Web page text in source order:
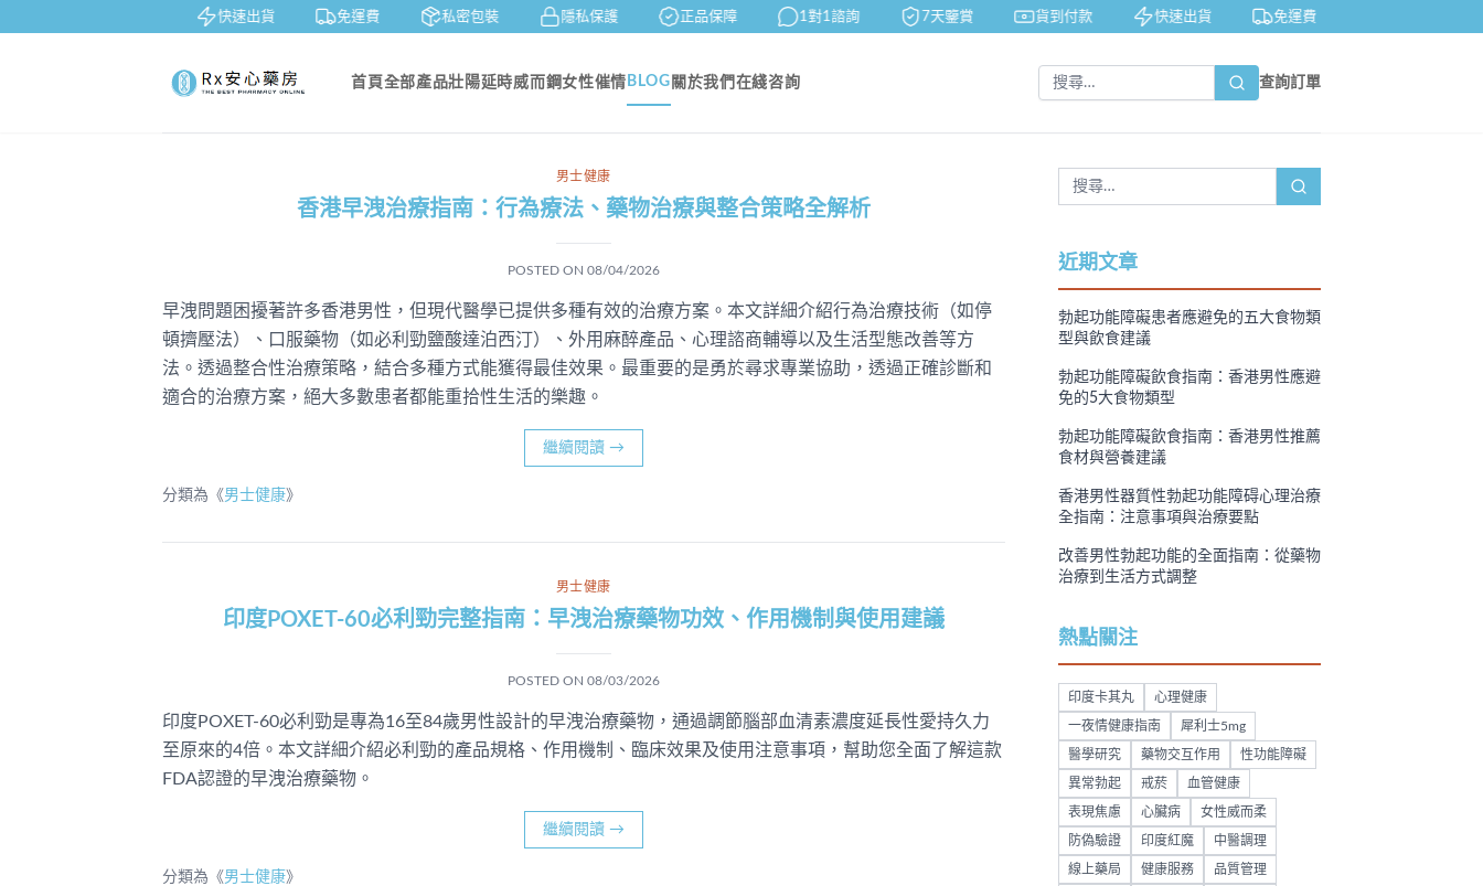
快速出貨 免運費 私密包裝 隱私保護 正品保障 1對1諮詢 7天鑒賞 貨到付款 快速出貨 免運費
首頁全部產品壯陽延時威而鋼女性催情 BLOG 關於我們 在綫咨詢 查詢訂單
男士健康
香港早洩治療指南：行為療法、藥物治療與整合策略全解析
POSTED ON 08/04/2026
早洩問題困擾著許多香港男性，但現代醫學已提供多種有效的治療方案。本文詳細介紹行為治療技術（如停
頓擠壓法）、口服藥物（如必利勁鹽酸達泊西汀）、外用麻醉產品、心理諮商輔導以及生活型態改善等方
法。透過整合性治療策略，結合多種方式能獲得最佳效果。最重要的是勇於尋求專業協助，透過正確診斷和
適合的治療方案，絕大多數患者都能重拾性生活的樂趣。
繼續閱讀 →
分類為《男士健康》
男士健康
印度POXET-60必利勁完整指南：早洩治療藥物功效、作用機制與使用建議
POSTED ON 08/03/2026
印度POXET-60必利勁是專為16至84歲男性設計的早洩治療藥物，通過調節腦部血清素濃度延長性愛持久力
至原來的4倍。本文詳細介紹必利勁的產品規格、作用機制、臨床效果及使用注意事項，幫助您全面了解這款
FDA認證的早洩治療藥物。
繼續閱讀 →
分類為《男士健康》
近期文章
勃起功能障礙患者應避免的五大食物類
型與飲食建議
勃起功能障礙飲食指南：香港男性應避
免的5大食物類型
勃起功能障礙飲食指南：香港男性推薦
食材與營養建議
香港男性器質性勃起功能障碍心理治療
全指南：注意事項與治療要點
改善男性勃起功能的全面指南：從藥物
治療到生活方式調整
熱點關注
印度卡其丸 心理健康
一夜情健康指南 犀利士5mg
醫學研究 藥物交互作用 性功能障礙
異常勃起 戒菸 血管健康
表現焦慮 心臟病 女性威而柔
防偽驗證 印度紅魔 中醫調理
線上藥局 健康服務 品質管理